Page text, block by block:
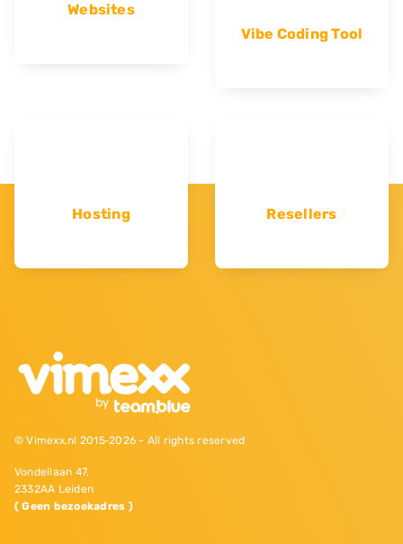
Websites
Vibe Coding Tool
Hosting Resellers
© Vimexx.nl 2015‐2026 - All rights reserved
Vondellaan 47,
2332AA Leiden
( Geen bezoekadres )